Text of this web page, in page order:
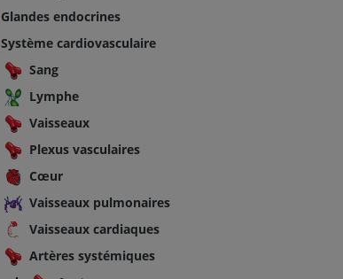
Glandes endocrines
Système cardiovasculaire
Sang
Lymphe
Vaisseaux
Plexus vasculaires
Cœur
Vaisseaux pulmonaires
Vaisseaux cardiaques
Artères systémiques